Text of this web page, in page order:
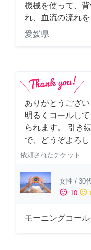
機械を使って、
れ、血流の流れを
愛媛県
ありがとうござ
明るくコールし
られます。 引き
で、どうぞよろ
依頼されたチケット
女性 / 30
sentiment_satisfied 10 sentiment_neutral
モーニングコール